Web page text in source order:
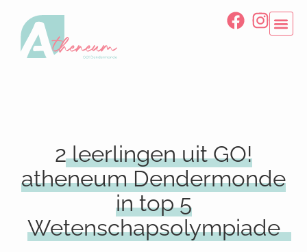
2 leerlingen uit GO!
atheneum Dendermonde
in top 5
Wetenschapsolympiade